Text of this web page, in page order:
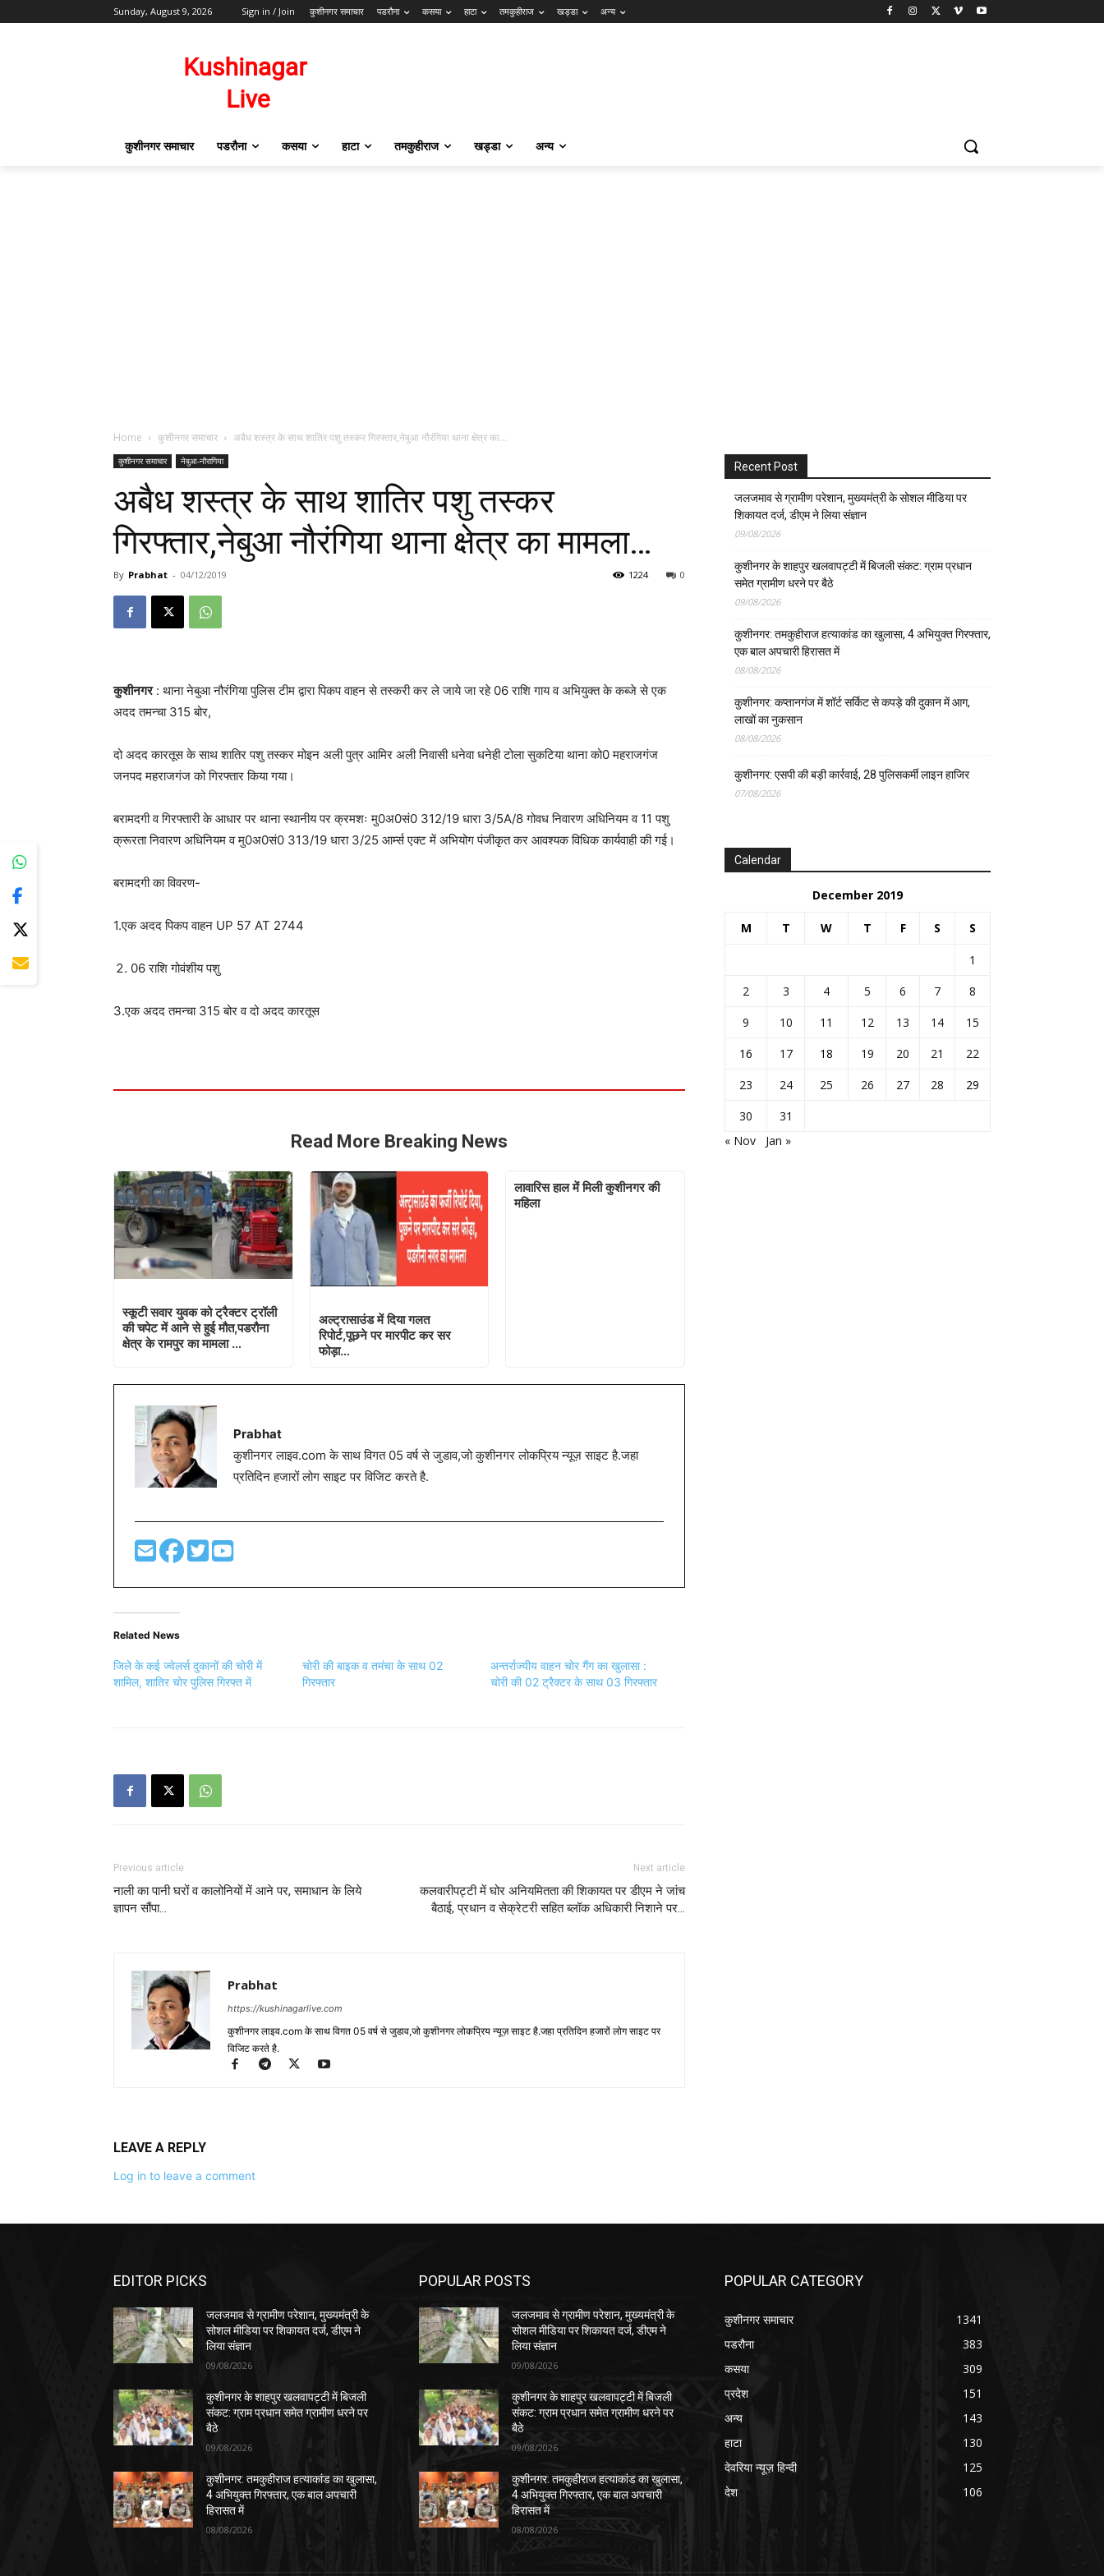
Sunday, August 9, 2026 Sign in / Join कुशीनगर समाचार पडरौना कसया हाटा तमकुहीराज खड्डा अन्य
कुशीनगर समाचार पडरौना कसया हाटा तमकुहीराज खड्डा अन्य
Home कुशीनगर समाचार अबैध शस्त्र के साथ शातिर पशु तस्कर गिरफ्तार,नेबुआ नौरंगिया थाना क्षेत्र का...
कुशीनगर समाचार नेबुआ-नौरागिया
अबैध शस्त्र के साथ शातिर पशु तस्कर
गिरफ्तार,नेबुआ नौरंगिया थाना क्षेत्र का मामला…
By Prabhat - 04/12/2019 0
1224
कुशीनगर: थाना नेबुआ नौरंगिया पुलिस टीम द्वारा पिकप वाहन से तस्करी कर ले जाये जा रहे 06 राशि गाय व अभियुक्त के कब्जे से एक
अदद तमन्चा 315 बोर,
दो अदद कारतूस के साथ शातिर पशु तस्कर मोइन अली पुत्र आमिर अली निवासी धनेवा धनेही टोला सुकटिया थाना को0 महराजगंज
जनपद महराजगंज को गिरफ्तार किया गया।
बरामदगी व गिरफ्तारी के आधार पर थाना स्थानीय पर क्रमशः मु0अ0सं0 312/19 धारा 3/5A/8 गोवध निवारण अधिनियम व 11 पशु
क्रूरता निवारण अधिनियम व मु0अ0सं0 313/19 धारा 3/25 आर्म्स एक्ट में अभियोग पंजीकृत कर आवश्यक विधिक कार्यवाही की गई।
बरामदगी का विवरण-
1.एक अदद पिकप वाहन UP 57 AT 2744
06 राशि गोवंशीय पशु
3.एक अदद तमन्चा 315 बोर व दो अदद कारतूस
Read More Breaking News
स्कूटी सवार युवक को ट्रैक्टर ट्रॉली
की चपेट में आने से हुई मौत,पडरौना
क्षेत्र के रामपुर का मामला …
अल्ट्रासाउंड में दिया गलत
रिपोर्ट,पूछने पर मारपीट कर सर
फोड़ा…
लावारिस हाल में मिली कुशीनगर की
महिला
Prabhat
कुशीनगर लाइव.com के साथ विगत 05 वर्ष से जुडाव,जो कुशीनगर लोकप्रिय न्यूज़ साइट है.जहा
प्रतिदिन हजारों लोग साइट पर विजिट करते है.
Related News
जिले के कई ज्वेलर्स दुकानों की चोरी में
शामिल, शातिर चोर पुलिस गिरफ्त में
चोरी की बाइक व तमंचा के साथ 02
गिरफ्तार
अन्तर्राज्यीय वाहन चोर गैंग का खुलासा :
चोरी की 02 ट्रैक्टर के साथ 03 गिरफ्तार
Previous article
नाली का पानी घरों व कालोनियों में आने पर, समाधान के लिये
ज्ञापन सौंपा…
Next article
कलवारीपट्टी में घोर अनियमितता की शिकायत पर डीएम ने जांच
बैठाई, प्रधान व सेक्रेटरी सहित ब्लॉक अधिकारी निशाने पर…
Prabhat
https://kushinagarlive.com
कुशीनगर लाइव.com के साथ विगत 05 वर्ष से जुडाव,जो कुशीनगर लोकप्रिय न्यूज़ साइट है.जहा प्रतिदिन हजारों लोग साइट पर
विजिट करते है.
LEAVE A REPLY
Log in to leave a comment
Recent Post
जलजमाव से ग्रामीण परेशान, मुख्यमंत्री के सोशल मीडिया पर
शिकायत दर्ज, डीएम ने लिया संज्ञान
09/08/2026
कुशीनगर के शाहपुर खलवापट्टी में बिजली संकट: ग्राम प्रधान
समेत ग्रामीण धरने पर बैठे
09/08/2026
कुशीनगर: तमकुहीराज हत्याकांड का खुलासा, 4 अभियुक्त गिरफ्तार,
एक बाल अपचारी हिरासत में
08/08/2026
कुशीनगर: कप्तानगंज में शॉर्ट सर्किट से कपड़े की दुकान में आग,
लाखों का नुकसान
08/08/2026
कुशीनगर: एसपी की बड़ी कार्रवाई, 28 पुलिसकर्मी लाइन हाजिर
07/08/2026
Calendar
December 2019
M T W T F S S
1
2
3 4 5 6 7
8
9
10 11 12 13 14
15
16
17 18 19 20 21
22
23
24 25 26 27 28
29
30
31
« Nov
Jan »
EDITOR PICKS
जलजमाव से ग्रामीण परेशान, मुख्यमंत्री के
सोशल मीडिया पर शिकायत दर्ज, डीएम ने
लिया संज्ञान
09/08/2026
कुशीनगर के शाहपुर खलवापट्टी में बिजली
संकट: ग्राम प्रधान समेत ग्रामीण धरने पर
बैठे
09/08/2026
कुशीनगर: तमकुहीराज हत्याकांड का खुलासा,
4 अभियुक्त गिरफ्तार, एक बाल अपचारी
हिरासत में
08/08/2026
POPULAR POSTS
जलजमाव से ग्रामीण परेशान, मुख्यमंत्री के
सोशल मीडिया पर शिकायत दर्ज, डीएम ने
लिया संज्ञान
09/08/2026
कुशीनगर के शाहपुर खलवापट्टी में बिजली
संकट: ग्राम प्रधान समेत ग्रामीण धरने पर
बैठे
09/08/2026
कुशीनगर: तमकुहीराज हत्याकांड का खुलासा,
4 अभियुक्त गिरफ्तार, एक बाल अपचारी
हिरासत में
08/08/2026
POPULAR CATEGORY
कुशीनगर समाचार
1341
पडरौना
383
कसया
309
प्रदेश
151
अन्य
143
हाटा
130
देवरिया न्यूज़ हिन्दी
125
देश
106